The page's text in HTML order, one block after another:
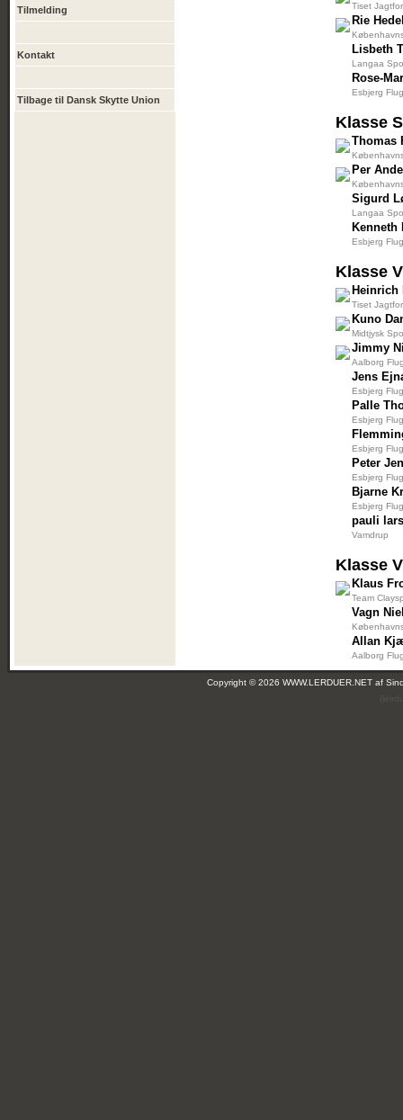
Tilmelding
Kontakt
Tilbage til Dansk Skytte Union
Tiset
Rie
Lisbeth
Langaa
Rose-
Esbjerg
Klasse S
Thomas
Per
Sigurd
Langaa
Kenneth
Esbjerg
Klasse
Heinrich
Tiset
Kuno
Midtjysk
Jimmy
Aalborg
Jens
Esbjerg
Palle
Esbjerg
Esbjerg
Peter
Esbjerg
Bjarne
Esbjerg
pauli
Vamdrup
Klasse
Klaus
Team
Vagn
Allan
Aalborg
Copyright © 2026 WWW.LERDUER.NET af